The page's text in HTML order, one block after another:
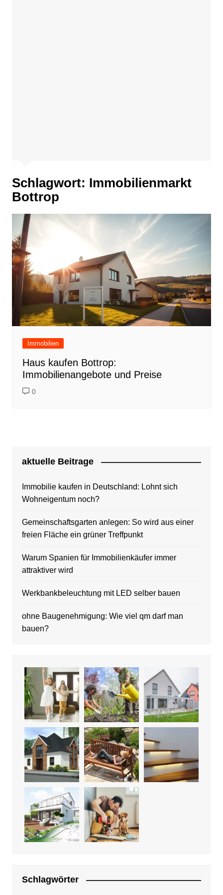
Schlagwort: Immobilienmarkt
Bottrop
Immobilien
Haus kaufen Bottrop:
Immobilienangebote und Preise
0
aktuelle Beitrage
Immobilie kaufen in Deutschland: Lohnt sich
Wohneigentum noch?
Gemeinschaftsgarten anlegen: So wird aus einer
freien Fläche ein grüner Treffpunkt
Warum Spanien für Immobilienkäufer immer
attraktiver wird
Werkbankbeleuchtung mit LED selber bauen
ohne Baugenehmigung: Wie viel qm darf man
bauen?
Schlagwörter